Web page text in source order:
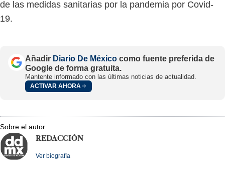
de las medidas sanitarias por la pandemia por Covid-
19.
Añadir Diario De México como fuente preferida de
Google de forma gratuita.
Mantente informado con las últimas noticias de actualidad.
ACTIVAR AHORA
Sobre el autor
REDACCIÓN
Ver biografía